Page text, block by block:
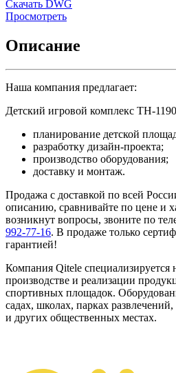
Скачать DWG
Просмотреть
Описание
Наша компания предлагает:
Детский игровой комплекс TH-
планирование детской
разработку дизайн-проекта;
производство оборудования;
доставку и монтаж.
Продажа с доставкой по всей
описанию, сравнивайте по цене и
возникнут вопросы, звоните по
992-77-16. В продаже только
гарантией!
Компания Qitele специализируется
производстве и реализации
спортивных площадок.
садах, школах, парках
и других общественных местах.